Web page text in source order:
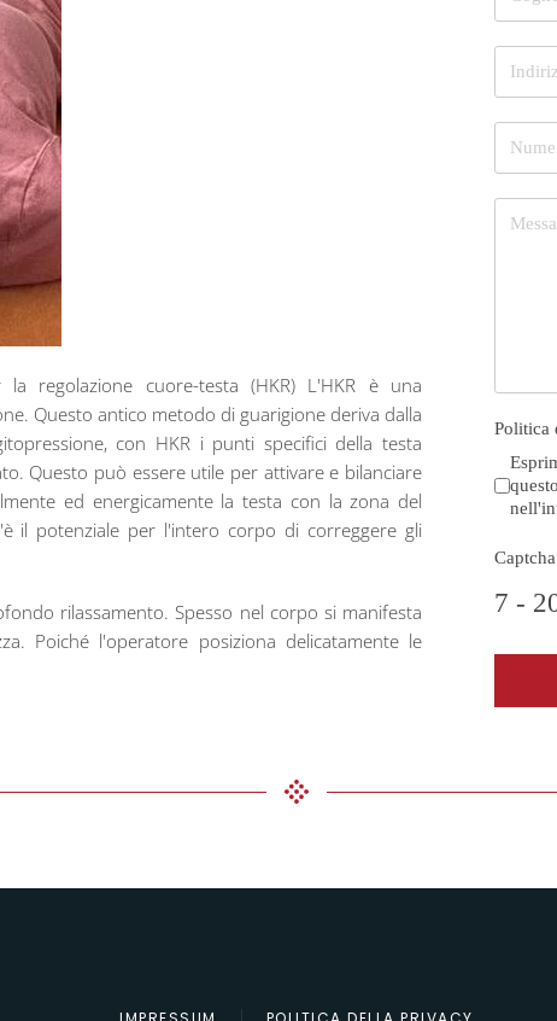
regolazione cuore-testa (HKR) L'HKR è una
Questo antico metodo di guarigione deriva dalla
con HKR i punti specifici della testa
Questo può essere utile per attivare e bilanciare
ed energicamente la testa con la zona del
il potenziale per l'intero corpo di correggere gli
rilassamento. Spesso nel corpo si manifesta
Poiché l'operatore posiziona delicatamente le
Politica
7 -